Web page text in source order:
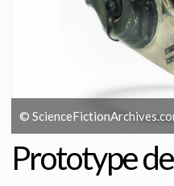
©
Prototype